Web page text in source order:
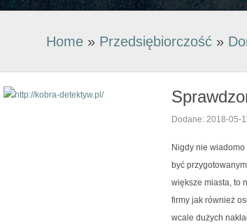
Home » Przedsiębiorczość »
Dodane: 2018-05-
Nigdy nie
być
większe miasta, to
firmy jak również
wcale dużych